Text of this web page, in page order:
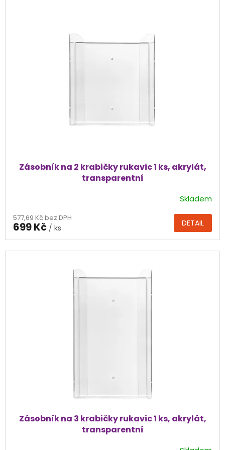
Zásobník na 2 krabičky rukavic 1 ks, akrylát,
transparentní
produktu
je
4,0
z
Skladem
577,69 Kč bez DPH
699 Kč / ks DETAIL
Zásobník na 3 krabičky rukavic 1 ks, akrylát,
transparentní